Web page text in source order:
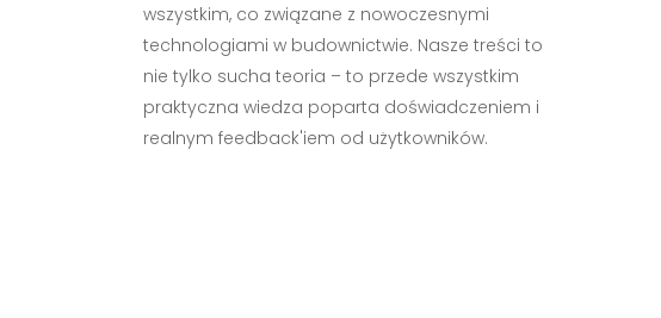
wszystkim, co związane z nowoczesnymi
technologiami w budownictwie. Nasze treści to
nie tylko sucha teoria – to przede wszystkim
praktyczna wiedza poparta doświadczeniem i
realnym feedback'iem od użytkowników.